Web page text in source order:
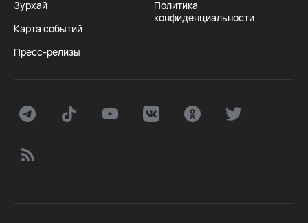
Зурхай
Карта событий
Пресс-релизы
Политика
конфиденциальности